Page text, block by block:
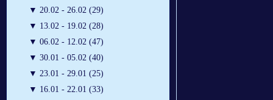
▼ 20.02 - 26.02 (29)
▼ 13.02 - 19.02 (28)
▼ 06.02 - 12.02 (47)
▼ 30.01 - 05.02 (40)
▼ 23.01 - 29.01 (25)
▼ 16.01 - 22.01 (33)